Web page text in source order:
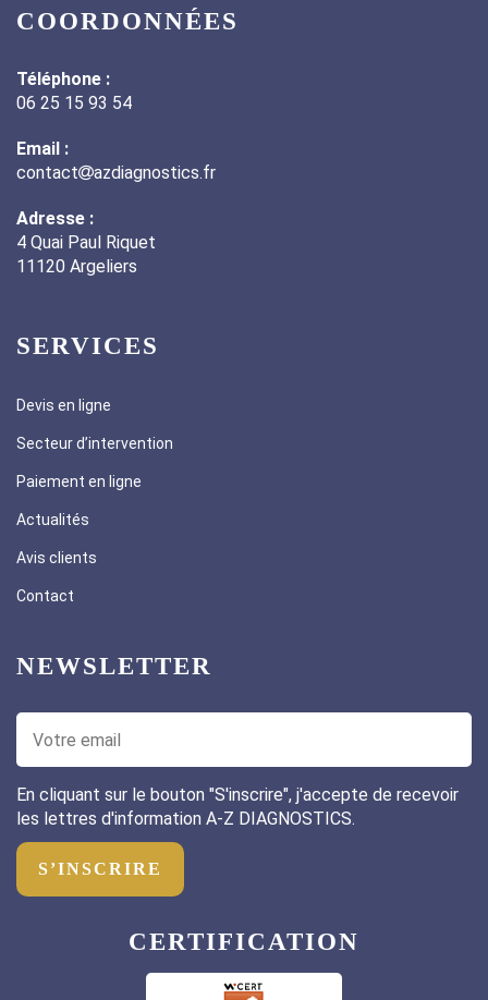
COORDONNÉES
Téléphone :
06 25 15 93 54
Email :
contact
azdiagnostics.fr
Adresse :
4 Quai Paul Riquet
11120 Argeliers
SERVICES
Devis en ligne
Secteur d’intervention
Paiement en ligne
Actualités
Avis clients
Contact
NEWSLETTER
En cliquant sur le bouton "S'inscrire", j'accepte de recevoir
les lettres d'information A-Z DIAGNOSTICS.
S’INSCRIRE
CERTIFICATION